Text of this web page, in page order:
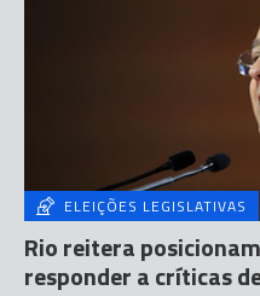
ELEIÇÕES LEGISLATIVAS
Rio reitera
responder a críticas